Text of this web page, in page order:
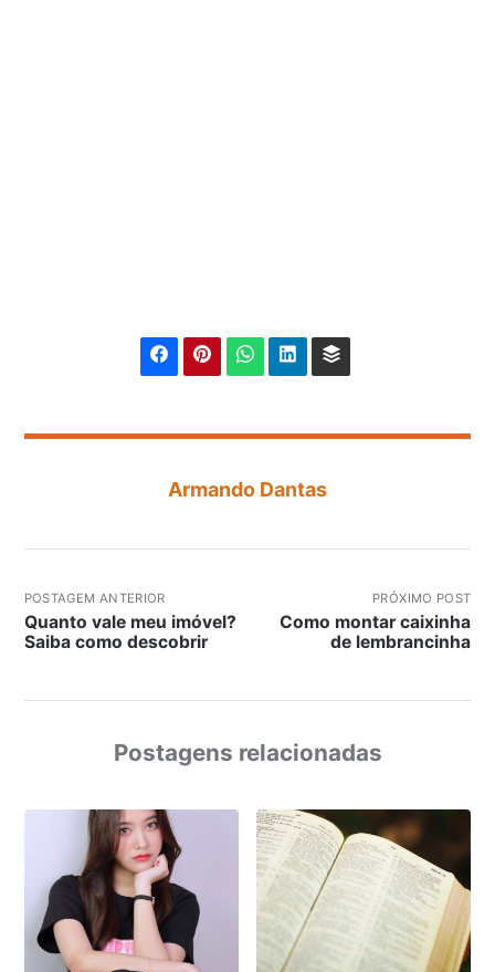
Armando Dantas
POSTAGEM ANTERIOR
Quanto vale meu imóvel?
Saiba como descobrir
PRÓXIMO POST
Como montar caixinha
de lembrancinha
Postagens relacionadas